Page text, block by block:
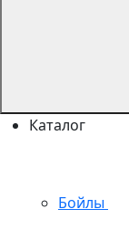
Каталог
Бойлы